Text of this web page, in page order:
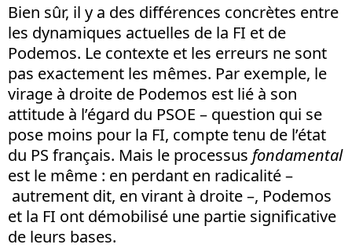
Bien sûr, il y a des différences concrètes entre
les dynamiques actuelles de la FI et de
Podemos. Le contexte et les erreurs ne sont
pas exactement les mêmes. Par exemple, le
virage à droite de Podemos est lié à son
attitude à l’égard du PSOE – question qui se
pose moins pour la FI, compte tenu de l’état
du PS français. Mais le processus fondamental
est le même : en perdant en radicalité –
autrement dit, en virant à droite –, Podemos
et la FI ont démobilisé une partie significative
de leurs bases.